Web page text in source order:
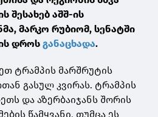
შესახებ აშშ-ის
მარკო რუბიომ, სენატში
დროს განაცხადა.
ტრამპის მარშრუტის
გასულ კვირას. ტრამპის
და აზერბაიჯანს შორის
წამყვანი, თუმცა ეს